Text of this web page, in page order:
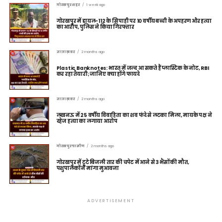
गोरखपुर शहर 1 week ago
गोरखपुर में डायल-112 के सिपाही पर 10 वर्षीय बच्ची के अपहरण और हत्या
का आरोप, पुलिस ने किया गिरफ्तार
ताज़ा ख़बर 2 months ago
Plastic Banknotes: भारत में जल्द आ सकते हैं प्लास्टिक के नोट, RBI
कर रहा तैयारी; जानिए क्या होंगे फायदे
ताज़ा ख़बर 2 months ago
लखनऊ में 25 वर्षीय विवाहिता का शव फंदे से लटका मिला, मायके पक्ष ने
दहेज हत्या का लगाया आरोप
गोरखपुर ग्रामीण 2 months ago
गोरखपुर में टूटे बिजली तार की चपेट में आने से 3 भैंसों की मौत,
पशुपालकों ने मांगा मुआवजा
ADVERTISEMENT